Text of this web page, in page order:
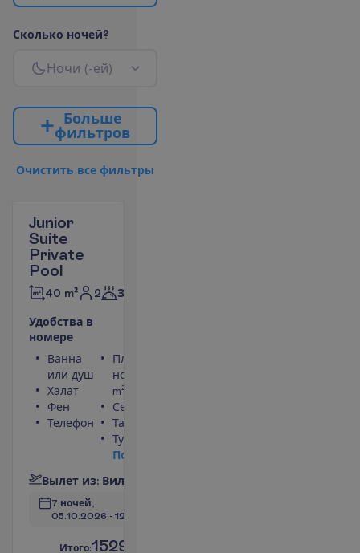
Сколько ночей?
Ночи (-ей)
Больше
фильтров
Очистить все фильтры
Junior
Suite
Private
Pool
40 m² 2 Завтраки
Удобства в
номере
Ванна
или душ
Халат
Фен
Телефон
Площадь
номера 40
m²
Сейф
Тапочки
Туалет
По
Вылет из: Вил
7 ночей,
05.10.2026 - 12.10.2026
Итого:1529.00